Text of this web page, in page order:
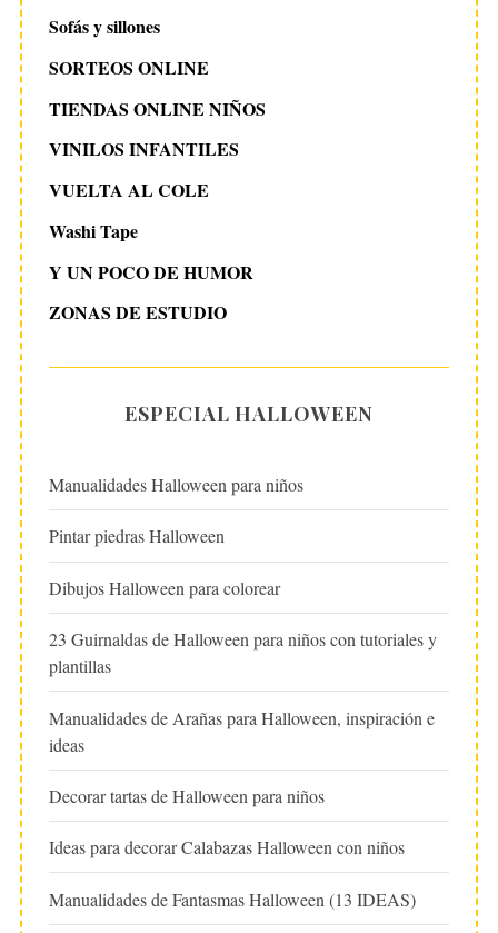
Sofás y sillones
SORTEOS ONLINE
TIENDAS ONLINE NIÑOS
VINILOS INFANTILES
VUELTA AL COLE
Washi Tape
Y UN POCO DE HUMOR
ZONAS DE ESTUDIO
ESPECIAL HALLOWEEN
Manualidades Halloween para niños
Pintar piedras Halloween
Dibujos Halloween para colorear
23 Guirnaldas de Halloween para niños con tutoriales y
plantillas
Manualidades de Arañas para Halloween, inspiración e
ideas
Decorar tartas de Halloween para niños
Ideas para decorar Calabazas Halloween con niños
Manualidades de Fantasmas Halloween (13 IDEAS)